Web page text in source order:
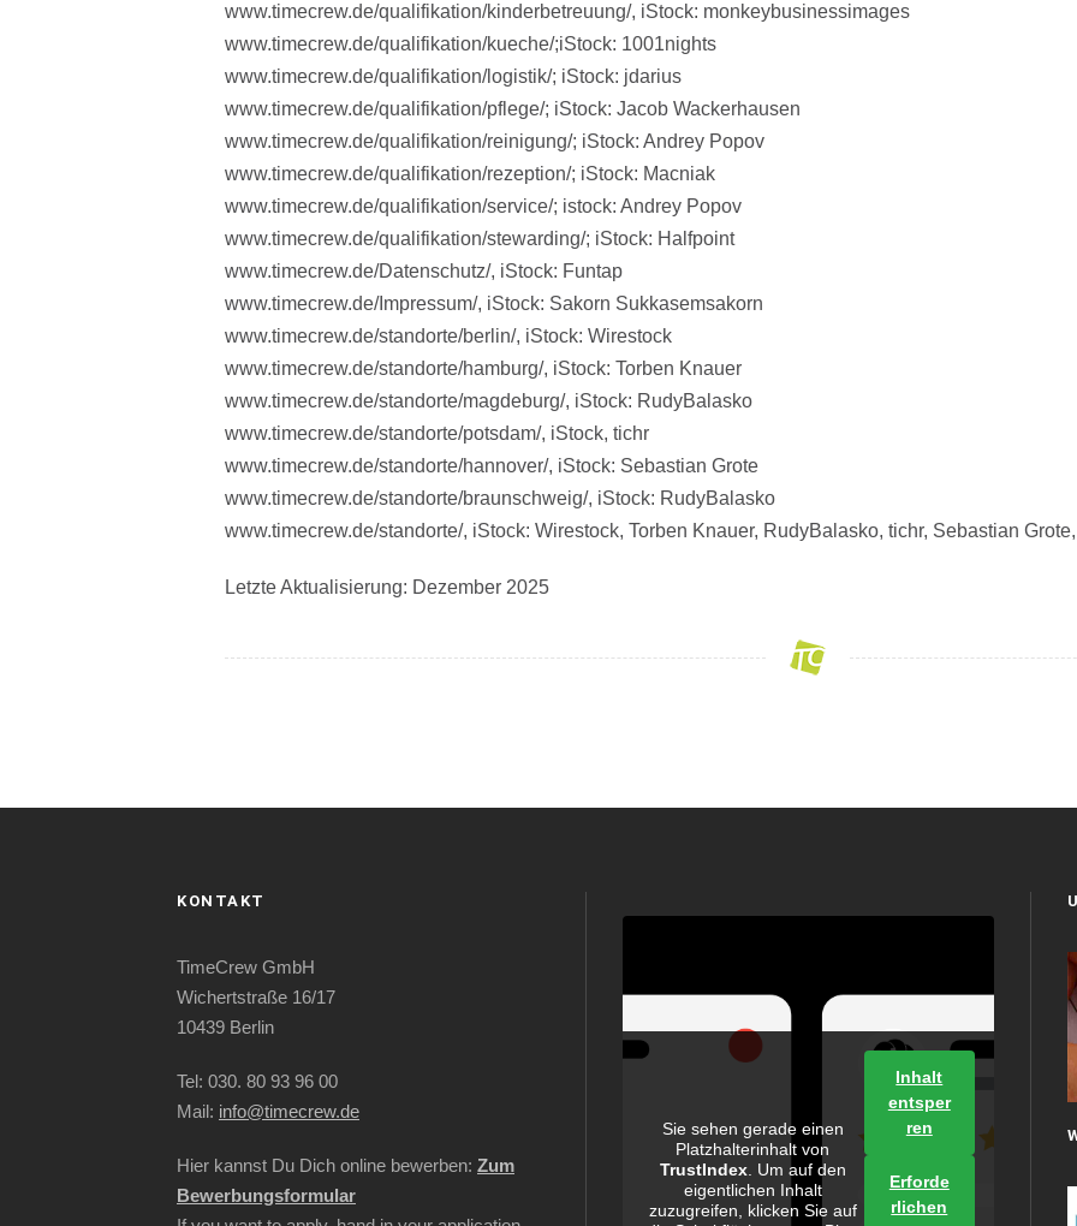
www.timecrew.de/qualifikation/kinderbetreuung/, iStock: monkeybusinessimages
www.timecrew.de/qualifikation/kueche/;iStock: 1001nights
www.timecrew.de/qualifikation/logistik/; iStock: jdarius
www.timecrew.de/qualifikation/pflege/; iStock: Jacob Wackerhausen
www.timecrew.de/qualifikation/reinigung/; iStock: Andrey Popov
www.timecrew.de/qualifikation/rezeption/; iStock: Macniak
www.timecrew.de/qualifikation/service/; istock: Andrey Popov
www.timecrew.de/qualifikation/stewarding/; iStock: Halfpoint
www.timecrew.de/Datenschutz/, iStock: Funtap
www.timecrew.de/Impressum/, iStock: Sakorn Sukkasemsakorn
www.timecrew.de/standorte/berlin/, iStock: Wirestock
www.timecrew.de/standorte/hamburg/, iStock: Torben Knauer
www.timecrew.de/standorte/magdeburg/, iStock: RudyBalasko
www.timecrew.de/standorte/potsdam/, iStock, tichr
www.timecrew.de/standorte/hannover/, iStock: Sebastian Grote
www.timecrew.de/standorte/braunschweig/, iStock: RudyBalasko
www.timecrew.de/standorte/, iStock: Wirestock, Torben Knauer, RudyBalasko, tichr, Sebastian
Letzte Aktualisierung: Dezember 2025
KONTAKT
TimeCrew GmbH
Wichertstraße 16/17
10439 Berlin
Tel: 030. 80 93 96 00
Mail: info@timecrew.de
Hier kannst Du Dich online bewerben: Zum
Bewerbungsformular
Sie sehen gerade einen
Platzhalterinhalt von
TrustIndex. Um auf den
eigentlichen Inhalt
zuzugreifen, klicken Sie auf
Inhalt
entsper
ren
Erforde
rlichen